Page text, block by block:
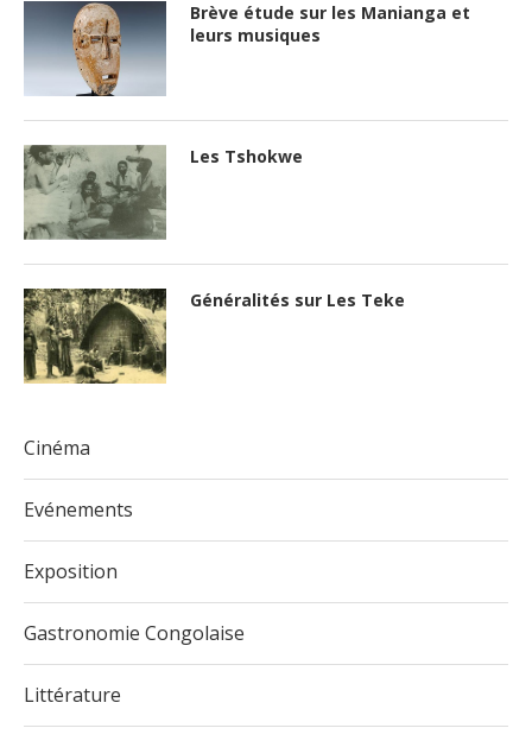
Brève étude sur les Manianga et
leurs musiques
Les Tshokwe
Généralités sur Les Teke
Cinéma
Evénements
Exposition
Gastronomie Congolaise
Littérature